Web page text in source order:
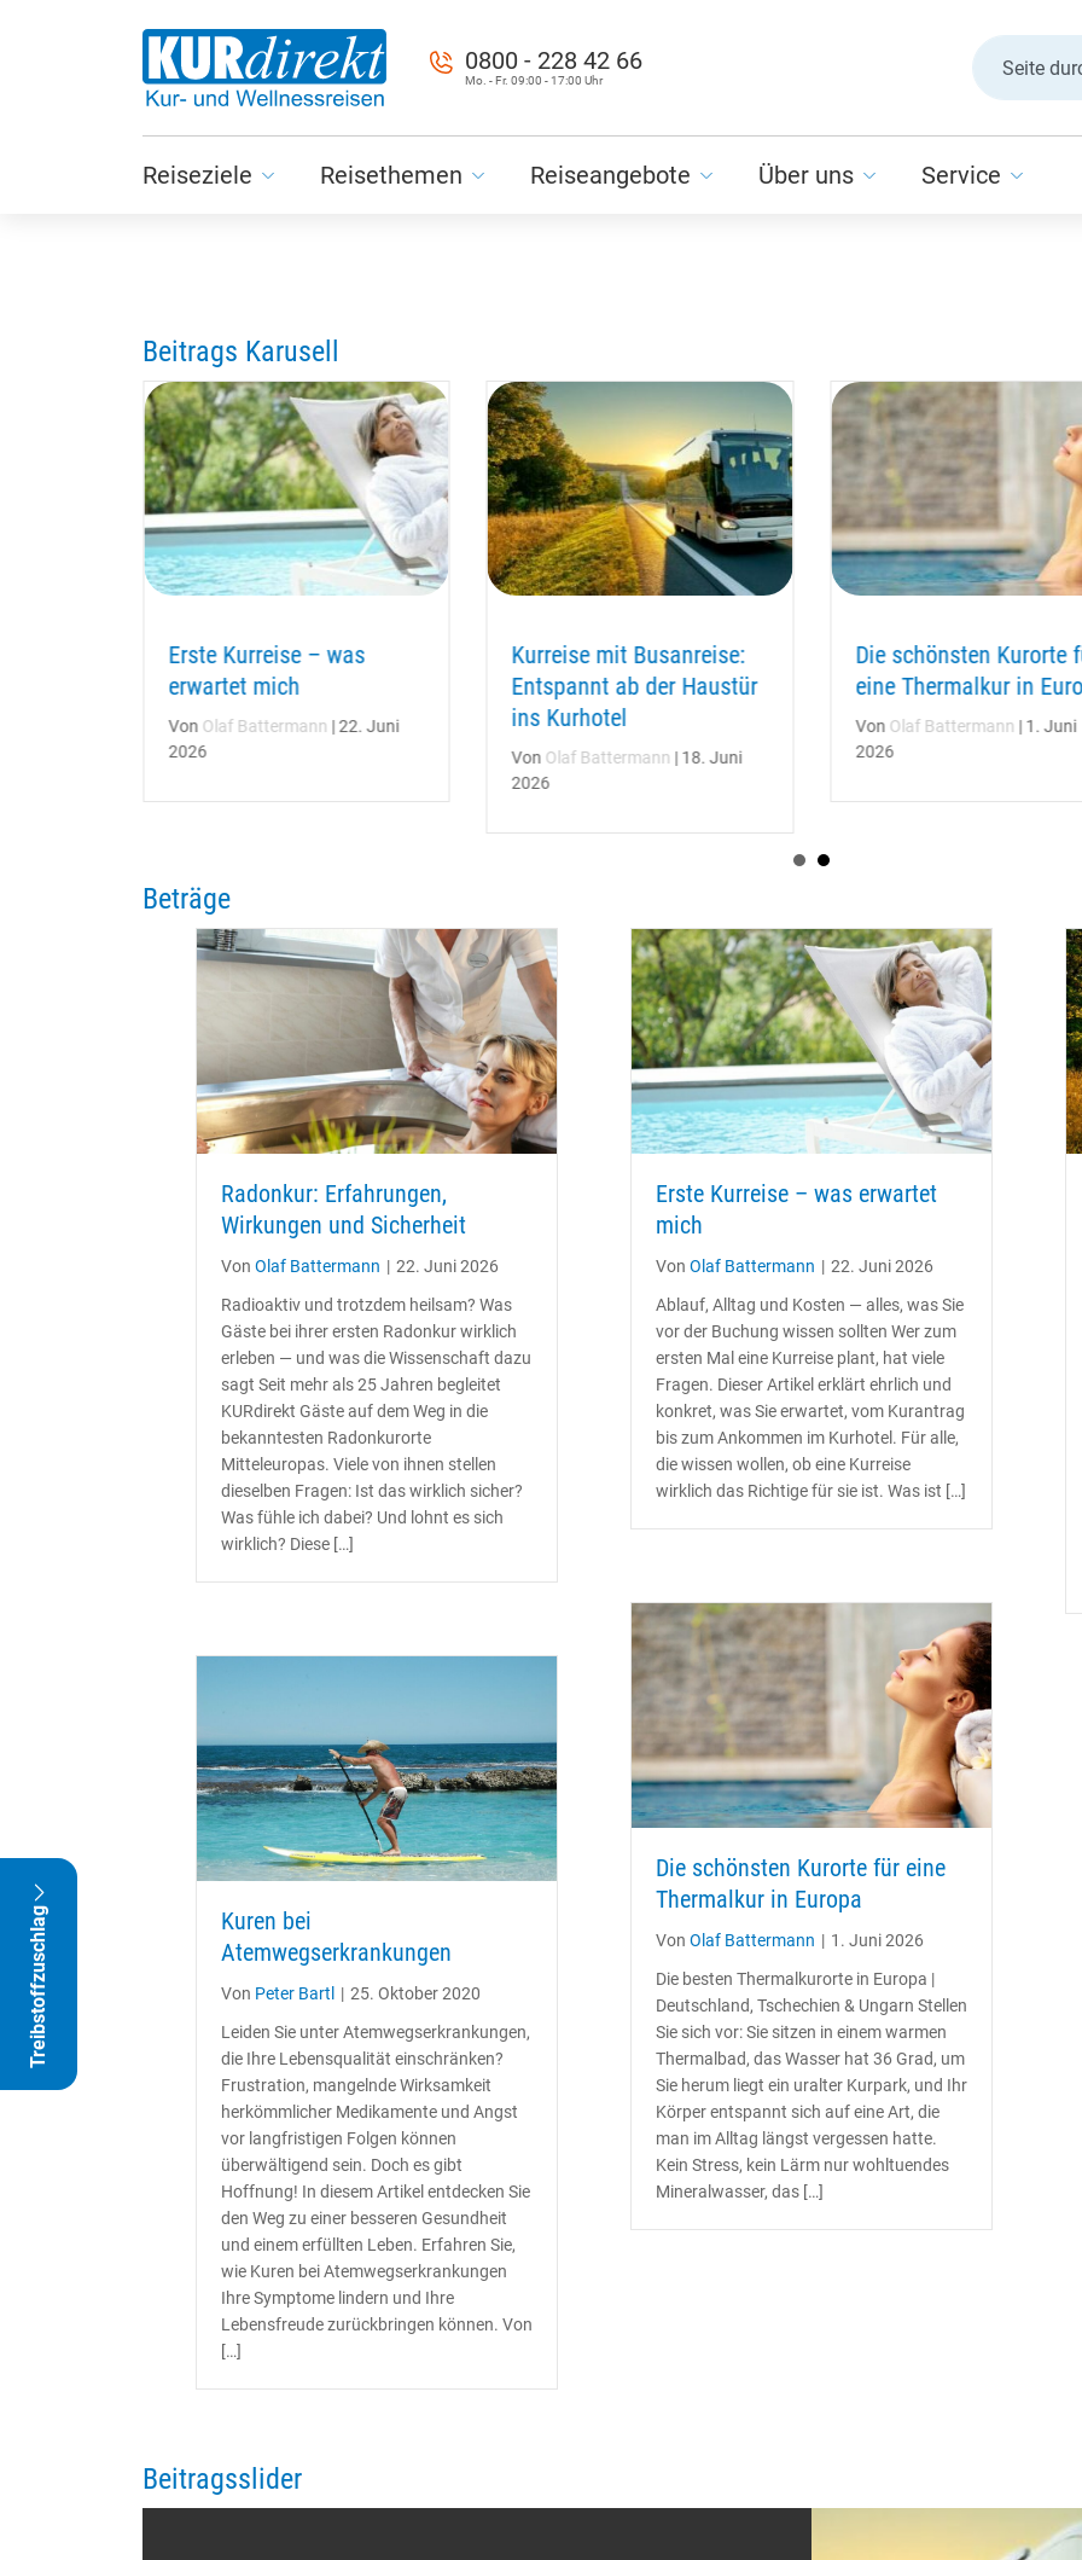
0800 - 228 42 66
Mo. - Fr. 09:00 - 17:00 Uhr
Reiseziele Reisethemen Reiseangebote Über uns Service
Beitrags Karusell
Erste Kurreise – was
erwartet mich
Von Olaf Battermann | 22. Juni
2026
Kurreise mit Busanreise:
Entspannt ab der Haustür
ins Kurhotel
Von Olaf Battermann | 18. Juni
2026
Die schönsten Kurorte
eine Thermalkur in
Von Olaf Battermann | 1. Juni
2026
Beträge
Radonkur: Erfahrungen,
Wirkungen und Sicherheit
Von Olaf Battermann | 22. Juni 2026
Radioaktiv und trotzdem heilsam? Was
Gäste bei ihrer ersten Radonkur wirklich
erleben — und was die Wissenschaft dazu
sagt Seit mehr als 25 Jahren begleitet
KURdirekt Gäste auf dem Weg in die
bekanntesten Radonkurorte
Mitteleuropas. Viele von ihnen stellen
dieselben Fragen: Ist das wirklich sicher?
Was fühle ich dabei? Und lohnt es sich
wirklich? Diese […]
Erste Kurreise – was erwartet
mich
Von Olaf Battermann | 22. Juni 2026
Ablauf, Alltag und Kosten — alles, was Sie
vor der Buchung wissen sollten Wer zum
ersten Mal eine Kurreise plant, hat viele
Fragen. Dieser Artikel erklärt ehrlich und
konkret, was Sie erwartet, vom Kurantrag
bis zum Ankommen im Kurhotel. Für alle,
die wissen wollen, ob eine Kurreise
wirklich das Richtige für sie ist. Was ist […]
Die schönsten Kurorte für eine
Thermalkur in Europa
Von Olaf Battermann | 1. Juni 2026
Die besten Thermalkurorte in Europa |
Deutschland, Tschechien & Ungarn Stellen
Sie sich vor: Sie sitzen in einem warmen
Thermalbad, das Wasser hat 36 Grad, um
Sie herum liegt ein uralter Kurpark, und Ihr
Körper entspannt sich auf eine Art, die
man im Alltag längst vergessen hatte.
Kein Stress, kein Lärm nur wohltuendes
Mineralwasser, das […]
Kuren bei
Atemwegserkrankungen
Von Peter Bartl | 25. Oktober 2020
Leiden Sie unter Atemwegserkrankungen,
die Ihre Lebensqualität einschränken?
Frustration, mangelnde Wirksamkeit
herkömmlicher Medikamente und Angst
vor langfristigen Folgen können
überwältigend sein. Doch es gibt
Hoffnung! In diesem Artikel entdecken Sie
den Weg zu einer besseren Gesundheit
und einem erfüllten Leben. Erfahren Sie,
wie Kuren bei Atemwegserkrankungen
Ihre Symptome lindern und Ihre
Lebensfreude zurückbringen können. Von
[…]
Beitragsslider
Treibstoffzuschlag